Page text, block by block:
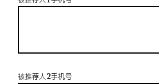
被推荐人2手机号